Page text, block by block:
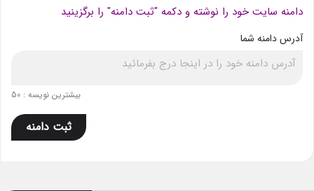
دامنه سایت خود را نوشته و دکمه "ثبت دامنه" را برگزینید
آدرس دامنه شما
بیشترین نویسه : 50
ثبت دامنه